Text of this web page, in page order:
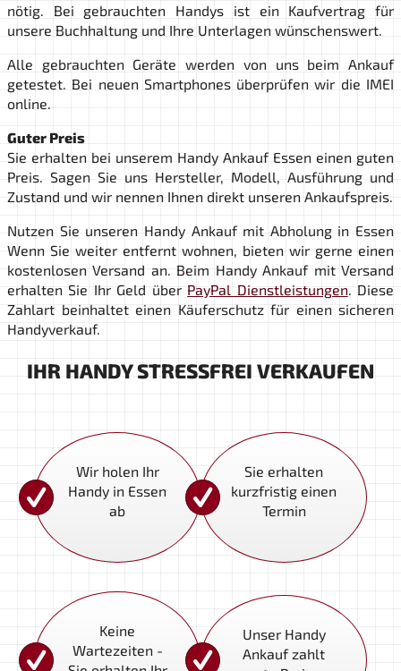
nötig. Bei gebrauchten Handys ist ein Kaufvertrag für
unsere Buchhaltung und Ihre Unterlagen wünschenswert.
Alle gebrauchten Geräte werden von uns beim Ankauf
getestet. Bei neuen Smartphones überprüfen wir die IMEI
online.
Guter Preis
Sie erhalten bei unserem Handy Ankauf Essen einen guten
Preis. Sagen Sie uns Hersteller, Modell, Ausführung und
Zustand und wir nennen Ihnen direkt unseren Ankaufspreis.
Nutzen Sie unseren Handy Ankauf mit Abholung in Essen
Wenn Sie weiter entfernt wohnen, bieten wir gerne einen
kostenlosen Versand an. Beim Handy Ankauf mit Versand
erhalten Sie Ihr Geld über PayPal Dienstleistungen. Diese
Zahlart beinhaltet einen Käuferschutz für einen sicheren
Handyverkauf.
IHR HANDY STRESSFREI VERKAUFEN
Wir holen Ihr
Handy in Essen
ab
Sie erhalten
kurzfristig einen
Termin
Keine
Wartezeiten -
Unser Handy
Ankauf zahlt
Heute mein Handy über Ebay Kleinanzeigen
Hamza El Lahib
Ulrike Inckemann
Cahit Cengiz
Andre Hermannspan
Denno Strawberry
Steve Ditges
Andreas Kirchgässner
Ingo Van Duelmen